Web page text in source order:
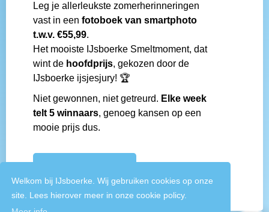
Welkom bij IJsboerke. Wij gebruiken cookies op onze
site. Lees hierover meer in onze cookie policy.
Social media
IJsboerke-shops
Fanmail bezorgen
IJsboerke wedstrijd
Gemaakt door
Leg je allerleukste zomerherinneringen
vast in een fotoboek van smartphoto
t.w.v. €55,99.
Het mooiste IJsboerke Smeltmoment, dat
wint de hoofdprijs, gekozen door de
IJsboerke ijsjesjury! 🏆
Niet gewonnen, niet getreurd. Elke week
telt 5 winnaars, genoeg kansen op een
mooie prijs dus.